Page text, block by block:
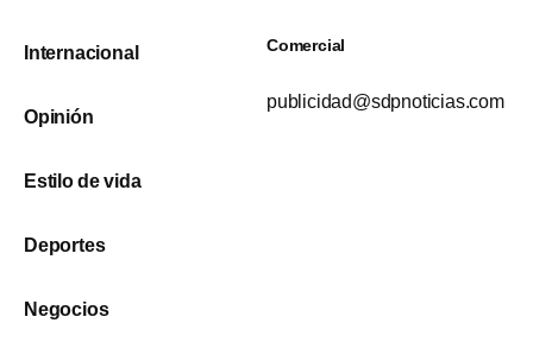
Internacional
Opinión
Estilo de vida
Deportes
Negocios
Comercial
publicidad@sdpnoticias.com